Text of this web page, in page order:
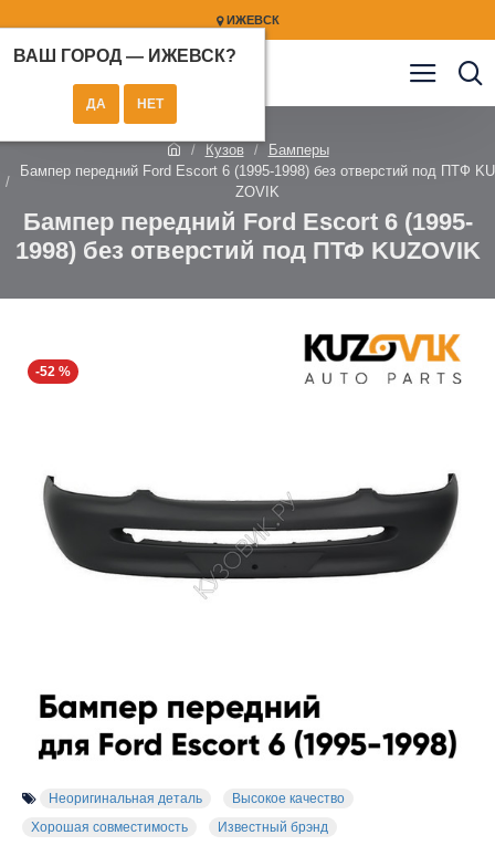
ИЖЕВСК
ВАШ ГОРОД — ИЖЕВСК?
Кузов
Бамперы
Бампер передний Ford Escort 6 (1995-1998) без отверстий под ПТФ KU
ZOVIK
Бампер передний Ford Escort 6 (1995-
1998) без отверстий под ПТФ KUZOVIK
-52 %
Неоригинальная деталь
Высокое качество
Хорошая совместимость
Известный брэнд